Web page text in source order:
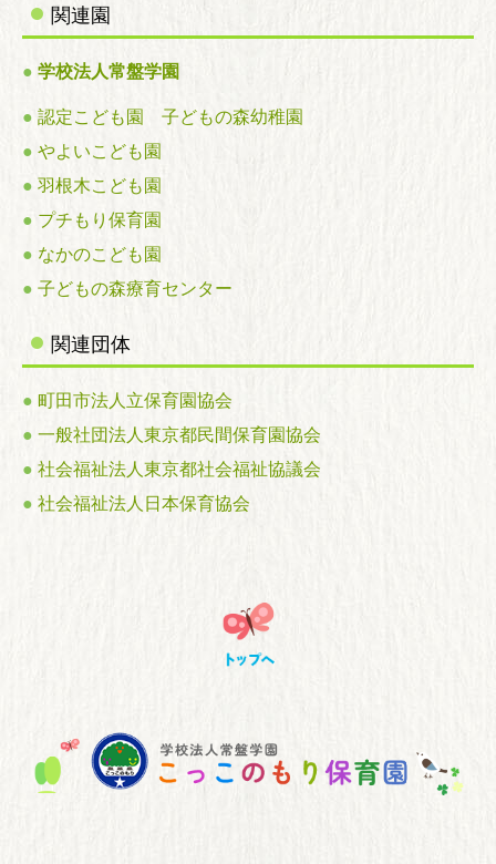
関連園
● 学校法人常盤学園
● 認定こども園 子どもの森幼稚園
● やよいこども園
● 羽根木こども園
● プチもり保育園
● なかのこども園
● 子どもの森療育センター
関連団体
● 町田市法人立保育園協会
● 一般社団法人東京都民間保育園協会
● 社会福祉法人東京都社会福祉協議会
● 社会福祉法人日本保育協会